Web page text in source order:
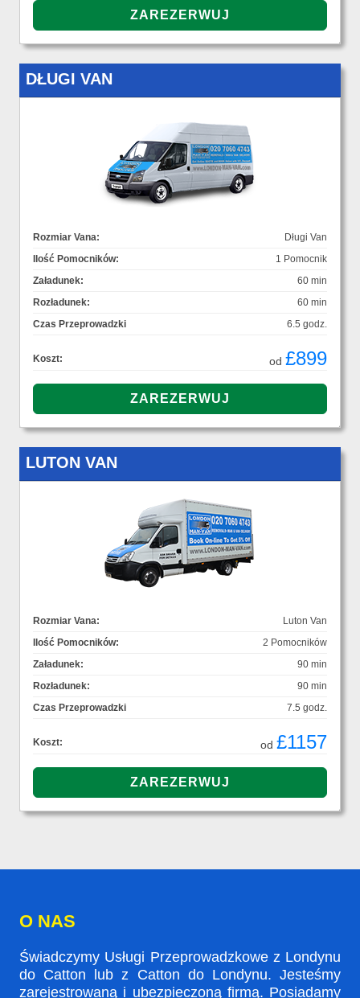
DŁUGI VAN
Rozmiar Vana:
Długi Van
Ilość Pomocników:
1 Pomocnik
Załadunek:
60 min
Rozładunek:
60 min
Czas Przeprowadzki
6.5 godz.
Koszt: od £899
LUTON VAN
Rozmiar Vana:
Luton Van
Ilość Pomocników:
2 Pomocników
Załadunek:
90 min
Rozładunek:
90 min
Czas Przeprowadzki
7.5 godz.
Koszt: od £1157
O NAS
Świadczymy Usługi Przeprowadzkowe z Londynu
do Catton lub z Catton do Londynu. Jesteśmy
zarejestrowaną i ubezpieczoną firmą. Posiadamy